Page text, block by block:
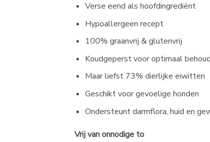
Verse eend als hoofdingrediënt
Hypoallergeen recept
100% graanvrij & glutenvrij
Koudgeperst voor optimaal
Maar liefst 73% dierlijke eiwitten
Geschikt voor gevoelige honden
Ondersteunt darmflora, huid en
Vrij van onnodige to